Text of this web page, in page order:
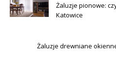
Żaluzje pionowe:
Katowice
Żaluzje drewniane